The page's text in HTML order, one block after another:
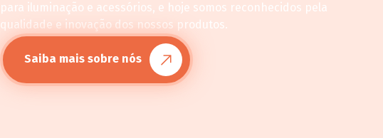
para iluminação e acessórios, e hoje somos reconhecidos pela
qualidade e inovação dos nossos produtos.
Saiba mais sobre nós